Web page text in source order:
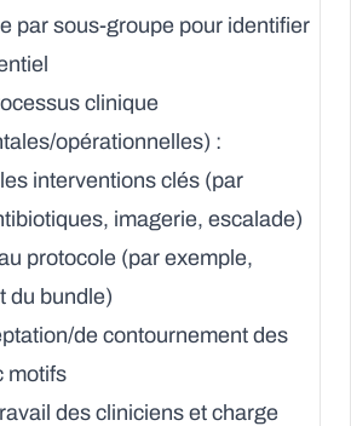
par sous-groupe pour identifier
clinique
opérationnelles) :
interventions clés (par
imagerie, escalade)
protocole (par exemple,
du bundle)
de contournement des
motifs
des cliniciens et charge